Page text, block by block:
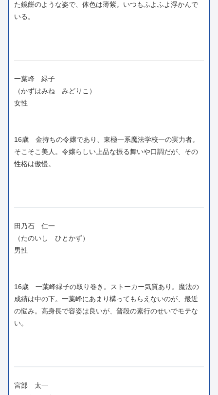
た鏡餅のような姿で、体色は薄紫。いつもふよふよ浮かんで
いる。
一葉峰 緑子
（かずはみね みどりこ）
女性
16歳 金持ちの令嬢であり、東極一系魔法学校一の実力者。
そこそこ美人。令嬢らしい上品な振る舞いや口調だが、その
性格は傲慢。
田乃石 仁一
（たのいし ひとかず）
男性
16歳 一葉峰緑子の取り巻き。ストーカー気質あり。魔法の
成績は中の下。一葉峰にあまり構ってもらえないのが、最近
の悩み。高身長で容姿は良いが、普段の素行のせいでモテな
い。
宮部 太一